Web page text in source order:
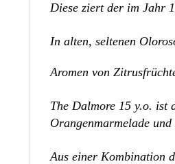
Diese ziert der im Jahr
In alten, seltenen
Aromen von
The Dalmore 15 y.o. ist
Orangenmarmelade
Aus einer Kombination